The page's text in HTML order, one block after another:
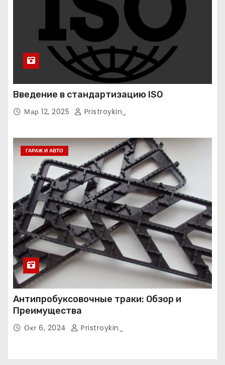
Введение в стандартизацию ISO
Мар 12, 2025 Pristroykin_
ГАРАЖ И АВТО
Антипробуксовочные траки: Обзор и
Преимущества
Окт 6, 2024 Pristroykin_